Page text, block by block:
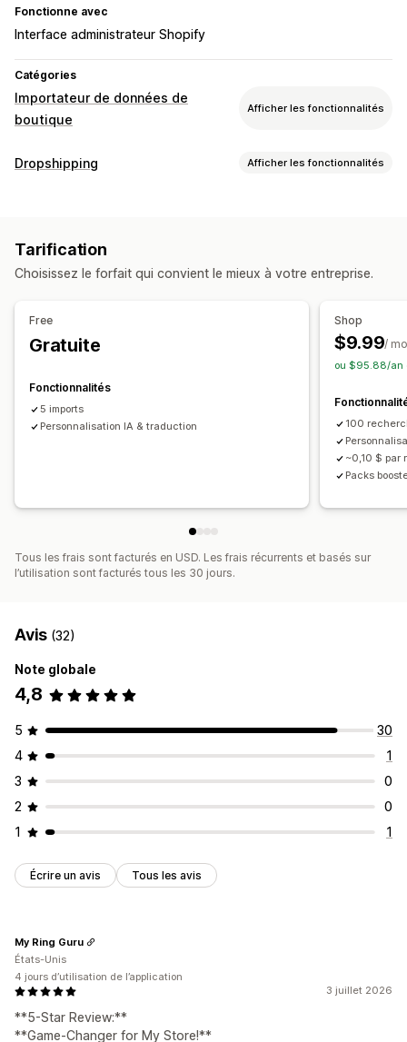
Fonctionne avec
Interface administrateur Shopify
Catégories
Importateur de données de
boutique
Afficher les fonctionnalités
Synchronisation des données
Migration de données
Importation groupée
Mises à jour groupées
Dropshipping Afficher les fonctionnalités
Maison et jardin
Alimentation et boissons Électronique
Jouets et jeux
Articles de sport
Produits pour animaux
Entreprises et bureaux
Emplacements d’approvisionnement
Afrique du Sud Argentine Australie Canada Chine
Indonésie
Nouvelle-Zélande
Tarification
Choisissez le forfait qui convient le mieux à votre entreprise.
Free
Gratuite
Fonctionnalités
5 imports
Personnalisation IA & traduction
Shop
$9.99/
ou $95.88/an
100
~0,10 $ par
Packs
Tous les frais sont facturés en USD. Les frais récurrents et basés sur
l’utilisation sont facturés tous les 30 jours.
Avis (32)
Note globale
4,8
5
30
4
1
3
0
2
0
1
1
Écrire un avis Tous les avis
3 juillet 2026
**5-Star Review:**
**Game-Changer for My Store!**
My Ring Guru
États-Unis
4 jours d’utilisation de l’application